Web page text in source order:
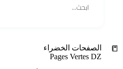
📒
الصفحات الخضراء
Pages Vertes DZ